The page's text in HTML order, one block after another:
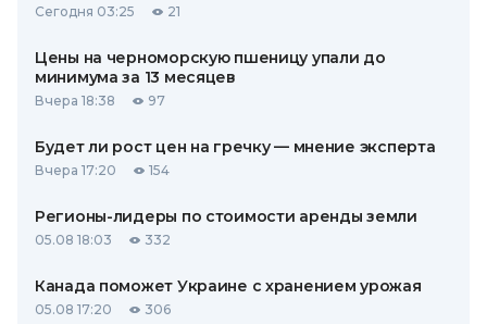
Сегодня 03:25 21
Цены на черноморскую пшеницу упали до
минимума за 13 месяцев
Вчера 18:38 97
Будет ли рост цен на гречку — мнение эксперта
Вчера 17:20 154
Регионы-лидеры по стоимости аренды земли
05.08 18:03 332
Канада поможет Украине с хранением урожая
05.08 17:20 306